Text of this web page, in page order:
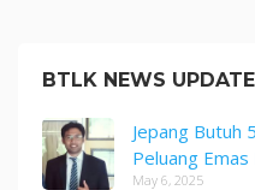
BTLK NEWS UPDATE
Jepang Butuh
Peluang
May 6, 2025